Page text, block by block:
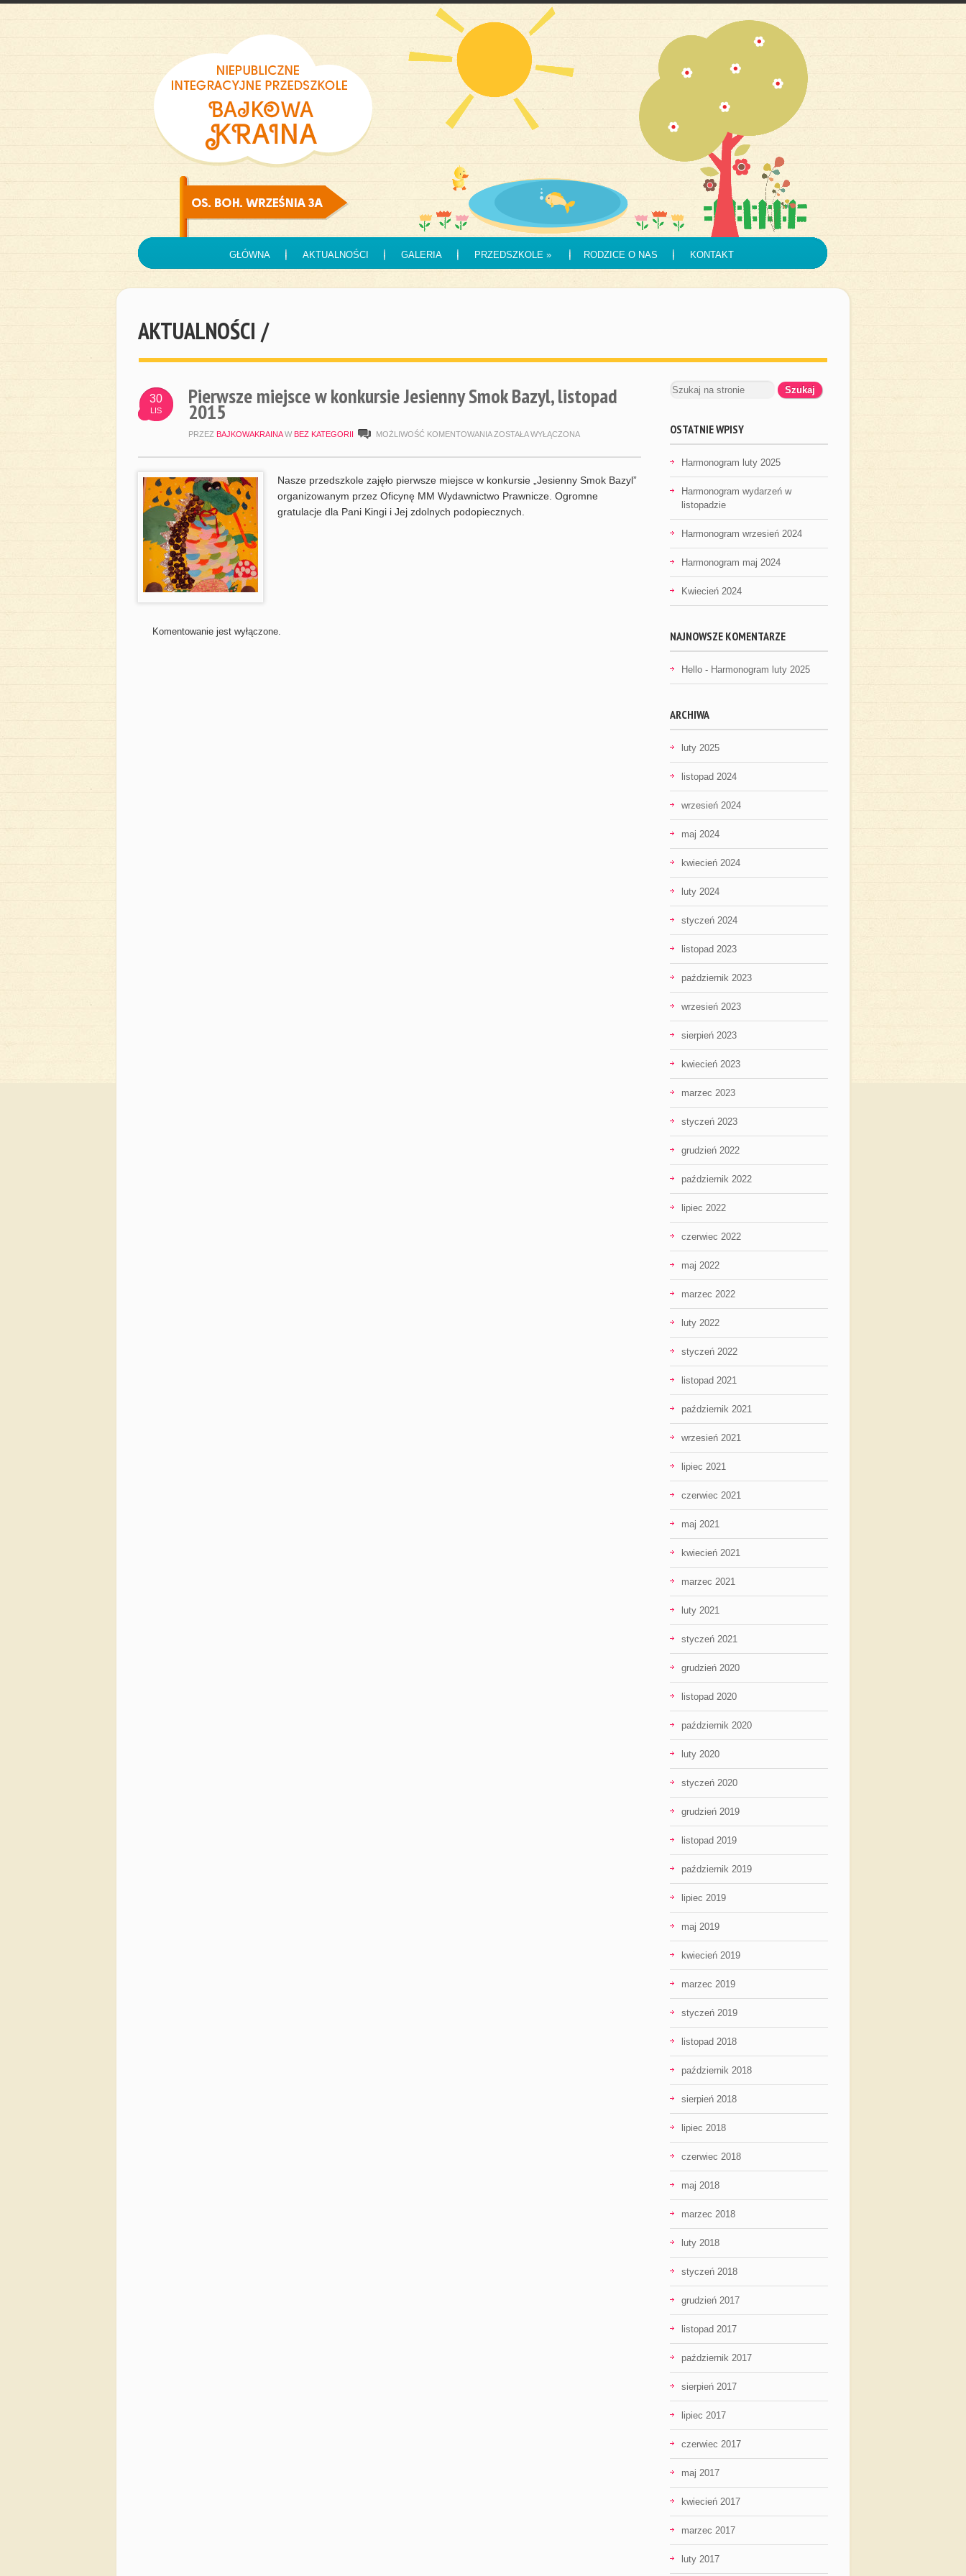
GŁÓWNA AKTUALNOŚCI GALERIA PRZEDSZKOLE» RODZICE O NAS KONTAKT
AKTUALNOŚCI /
30
LIS
Pierwsze miejsce w konkursie Jesienny Smok Bazyl, listopad
2015
PRZEZ BAJKOWAKRAINA W BEZ KATEGORII MOŻLIWOŚĆ KOMENTOWANIA PIERWSZE
KONKURSIE
JESIENNY
ZOSTAŁA WYŁĄCZONA
Nasze przedszkole zajęło pierwsze miejsce w konkursie „Jesienny Smok Bazyl”
organizowanym przez Oficynę MM Wydawnictwo Prawnicze. Ogromne
gratulacje dla Pani Kingi i Jej zdolnych podopiecznych.
Komentowanie jest wyłączone.
OSTATNIE WPISY
Harmonogram luty 2025
Harmonogram wydarzeń w
listopadzie
Harmonogram wrzesień 2024
Harmonogram maj 2024
Kwiecień 2024
NAJNOWSZE KOMENTARZE
Hello - Harmonogram luty 2025
ARCHIWA
luty 2025
listopad 2024
wrzesień 2024
maj 2024
kwiecień 2024
luty 2024
styczeń 2024
listopad 2023
październik 2023
wrzesień 2023
sierpień 2023
kwiecień 2023
marzec 2023
styczeń 2023
grudzień 2022
październik 2022
lipiec 2022
czerwiec 2022
maj 2022
marzec 2022
luty 2022
styczeń 2022
listopad 2021
październik 2021
wrzesień 2021
lipiec 2021
czerwiec 2021
maj 2021
kwiecień 2021
marzec 2021
luty 2021
styczeń 2021
grudzień 2020
listopad 2020
październik 2020
luty 2020
styczeń 2020
grudzień 2019
listopad 2019
październik 2019
lipiec 2019
maj 2019
kwiecień 2019
marzec 2019
styczeń 2019
listopad 2018
październik 2018
sierpień 2018
lipiec 2018
czerwiec 2018
maj 2018
marzec 2018
luty 2018
styczeń 2018
grudzień 2017
listopad 2017
październik 2017
sierpień 2017
lipiec 2017
czerwiec 2017
maj 2017
kwiecień 2017
marzec 2017
luty 2017